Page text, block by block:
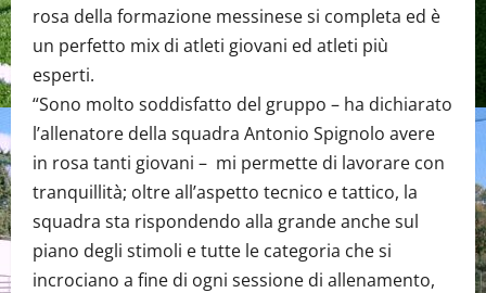
rosa della formazione messinese si completa ed è
un perfetto mix di atleti giovani ed atleti più
esperti.
“Sono molto soddisfatto del gruppo – ha dichiarato
l’allenatore della squadra Antonio Spignolo avere
in rosa tanti giovani – mi permette di lavorare con
tranquillità; oltre all’aspetto tecnico e tattico, la
squadra sta rispondendo alla grande anche sul
piano degli stimoli e tutte le categoria che si
incrociano a fine di ogni sessione di allenamento,